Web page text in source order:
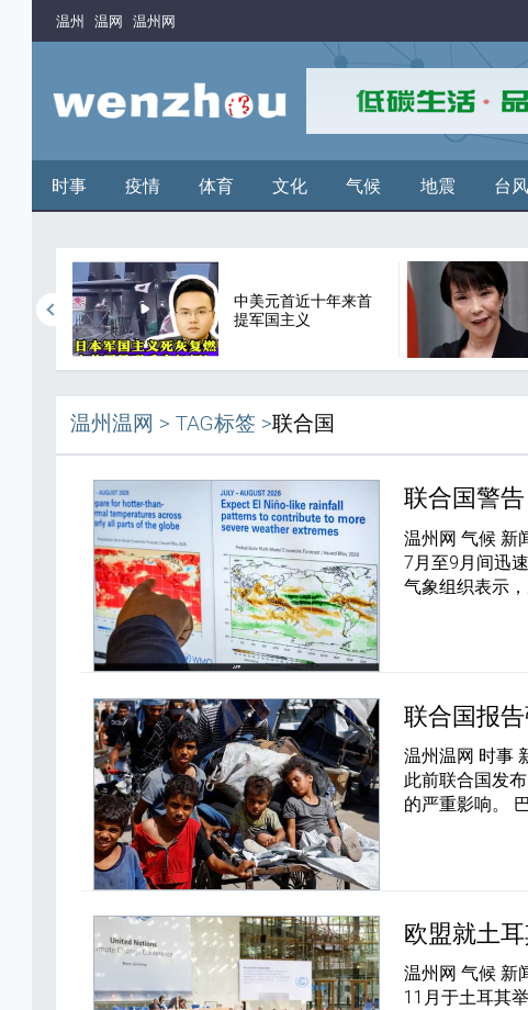
温州 温网 温州网
时事 疫情 体育 文化 气候 地震 台风
中美元首近十年来首
提军国主义
温州温网 >TAG标签 >联合国
联合国警
温州网 气候 新
7月至9月间迅
气象组织表示
联合国报
温州温网 时事
此前联合国发
的严重影响。
欧盟就土
温州网 气候 新
11月于土耳其